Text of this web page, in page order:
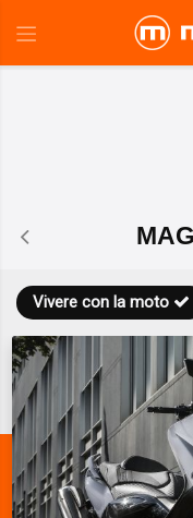
Vivere con la moto